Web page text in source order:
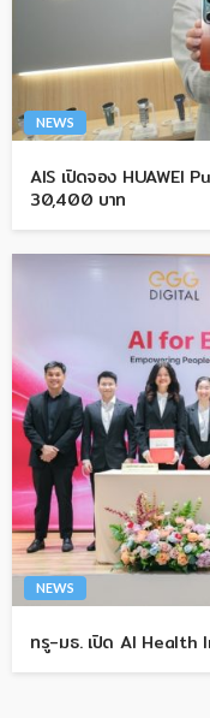
NEWS
AIS เปิดจอง HUAWEI
30,400 บาท
NEWS
ทรู-มธ. เปิด AI Health